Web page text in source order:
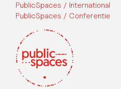
PublicSpaces / International
PublicSpaces / Conferentie